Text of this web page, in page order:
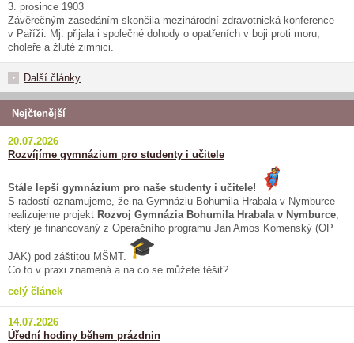
3. prosince 1903
Závěrečným zasedáním skončila mezinárodní zdravotnická konference
v Paříži. Mj. přijala i společné dohody o opatřeních v boji proti moru,
choleře a žluté zimnici.
Další články
Nejčtenější
20.07.2026
Rozvíjíme gymnázium pro studenty i učitele
Stále lepší gymnázium pro naše studenty i učitele!
S radostí oznamujeme, že na Gymnáziu Bohumila Hrabala v Nymburce
realizujeme projekt Rozvoj Gymnázia Bohumila Hrabala v Nymburce,
který je financovaný z Operačního programu Jan Amos Komenský (OP
JAK) pod záštitou MŠMT.
Co to v praxi znamená a na co se můžete těšit?
celý článek
14.07.2026
Úřední hodiny během prázdnin